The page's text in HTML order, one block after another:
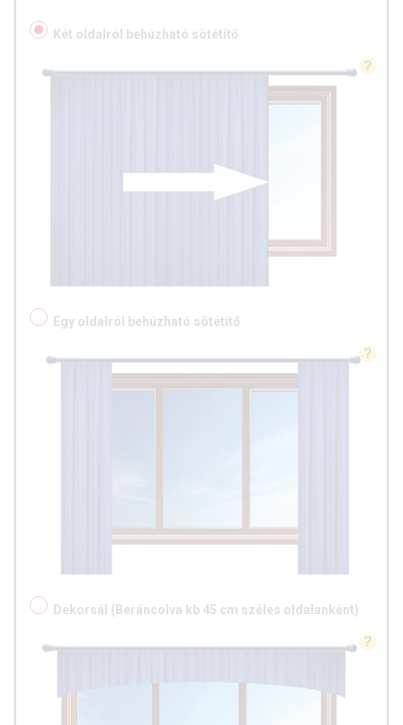
Két oldalról behúzható sötétítő
Egy oldalról behúzható sötétítő
Dekorsál (Beráncolva kb 45 cm széles oldalanként)